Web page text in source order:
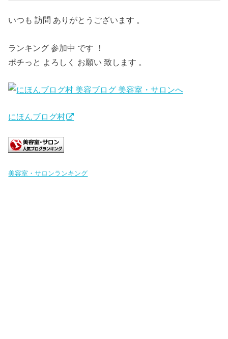
いつも 訪問 ありがとうございます 。
ランキング 参加中 です ！
ポチっと よろしく お願い 致します 。
にほんブログ村
美容室・サロンランキング